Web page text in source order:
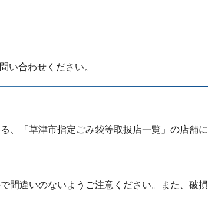
合わせください。
、「草津市指定ごみ袋等取扱店一覧」の店舗
間違いのないようご注意ください。また、破